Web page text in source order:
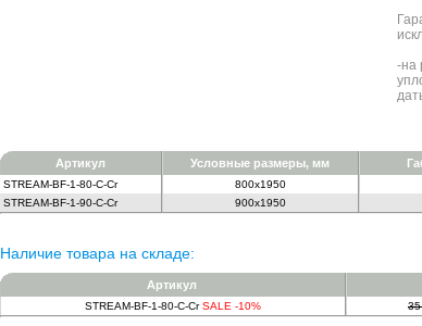
-на
Артикул Условные размеры, мм
STREAM-BF-1-80-C-Cr 800x1950
STREAM-BF-1-90-C-Cr
900x1950
Наличие товара на складе:
Артикул
STREAM-BF-1-80-C-CrSALE -10%